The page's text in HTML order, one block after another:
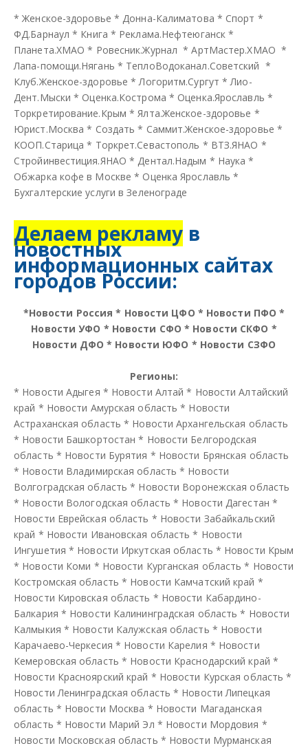
*Женское-здоровье * Донна-Калиматова * Спорт *
ФД.Барнаул * Книга * Реклама.Нефтеюганск *
Планета.ХМАО * Ровесник.Журнал *АртМастер.ХМАО *
Лапа-помощи.Нягань * ТеплоВодоканал.Советский *
Клуб.Женское-здоровье * Логоритм.Сургут * Лио-
Дент.Мыски * Оценка.Кострома * Оценка.Ярославль *
Торкретирование.Крым * Ялта.Женское-здоровье *
Юрист.Москва * Создать * Саммит.Женское-здоровье *
КООП.Старица * Торкрет.Севастополь * ВТЗ.ЯНАО *
Стройинвестиция.ЯНАО * Дентал.Надым * Наука *
Обжарка кофе в Москве * Оценка Ярославль *
Бухгалтерские услуги в Зеленограде
Делаем рекламу в
новостных
информационных сайтах
городов России:
*Новости Россия * Новости ЦФО * Новости ПФО *
Новости УФО * Новости СФО * Новости СКФО *
Новости ДФО * Новости ЮФО * Новости СЗФО
Регионы:
* Новости Адыгея * Новости Алтай * Новости Алтайский
край * Новости Амурская область * Новости
Астраханская область * Новости Архангельская область
* Новости Башкортостан * Новости Белгородская
область * Новости Бурятия * Новости Брянская область
* Новости Владимирская область * Новости
Волгоградская область * Новости Воронежская область
* Новости Вологодская область * Новости Дагестан *
Новости Еврейская область * Новости Забайкальский
край * Новости Ивановская область * Новости
Ингушетия * Новости Иркутская область * Новости Крым
* Новости Коми * Новости Курганская область * Новости
Костромская область * Новости Камчатский край *
Новости Кировская область * Новости Кабардино-
Балкария * Новости Калининградская область * Новости
Калмыкия * Новости Калужская область * Новости
Карачаево-Черкесия * Новости Карелия * Новости
Кемеровская область * Новости Краснодарский край *
Новости Красноярский край * Новости Курская область *
Новости Ленинградская область * Новости Липецкая
область * Новости Москва * Новости Магаданская
область * Новости Марий Эл * Новости Мордовия *
Новости Московская область * Новости Мурманская